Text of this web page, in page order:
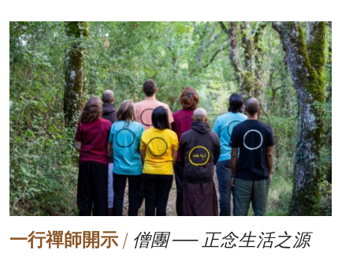
一行禪師開示 / 僧團 ── 正念生活之源